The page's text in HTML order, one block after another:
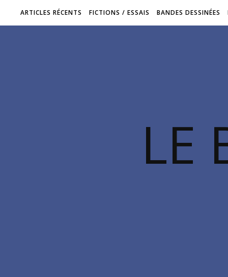
ARTICLES RÉCENTS FICTIONS / ESSAIS BANDES DESSINÉES
LE